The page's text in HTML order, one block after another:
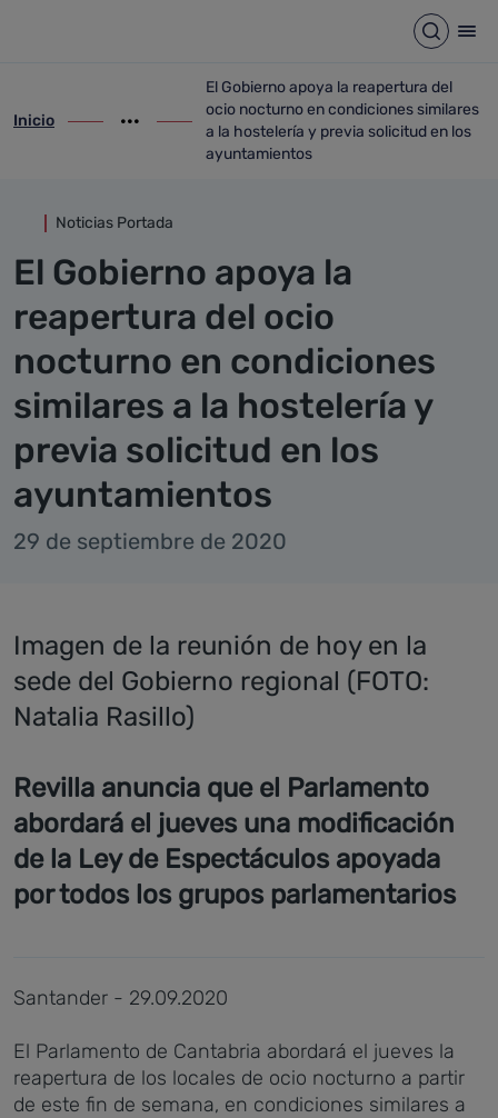
Abrir
ir-a inicio
Inicio
Mostrar opciones del camino de migas
ir-a El Gobierno apoya la reapertura
El Gobierno apoya la reapertura del
ocio nocturno en condiciones similares
a la hostelería y previa solicitud en los
ayuntamientos
Noticias Portada
El Gobierno apoya la
reapertura del ocio
nocturno en condiciones
similares a la hostelería y
previa solicitud en los
ayuntamientos
29 de septiembre de 2020
Imagen de la reunión de hoy en la
sede del Gobierno regional (FOTO:
Natalia Rasillo)
Revilla anuncia que el Parlamento
abordará el jueves una modificación
de la Ley de Espectáculos apoyada
por todos los grupos parlamentarios
Santander - 29.09.2020
El Parlamento de Cantabria abordará el jueves la
reapertura de los locales de ocio nocturno a partir
de este fin de semana, en condiciones similares a